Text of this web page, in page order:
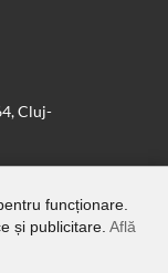
Cluj-
funcționare.
și publicitare. Află